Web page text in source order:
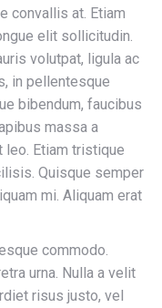
convallis at. Etiam
elit sollicitudin.
volutpat, ligula ac
in pellentesque
bibendum, faucibus
massa a
Etiam tristique
Quisque semper
mi. Aliquam erat
commodo.
urna. Nulla a velit
risus justo, vel